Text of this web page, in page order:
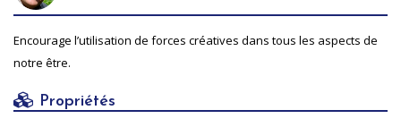
Encourage l’utilisation de forces créatives dans tous les aspects de
notre être.
Propriétés